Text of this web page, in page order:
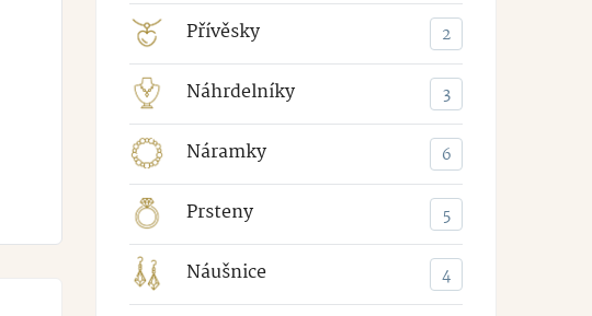
Přívěsky 2
Náhrdelníky 3
Náramky 6
Prsteny 5
Náušnice 4